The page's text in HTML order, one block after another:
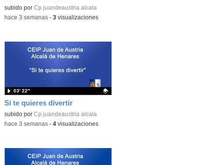
Contenido educativo.
subido por Cp juandeaustria alcala
-hace 3 semanas- 3visualizaciones
Si te quieres divertir
Contenido educativo.
subido por Cp juandeaustria alcala
03′ 22″
-hace 3 semanas- 4visualizaciones